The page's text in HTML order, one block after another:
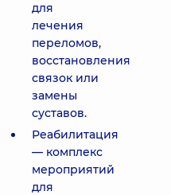
для
лечения
переломов,
восстановления
связок или
замены
суставов.
Реабилитация
— комплекс
мероприятий
для